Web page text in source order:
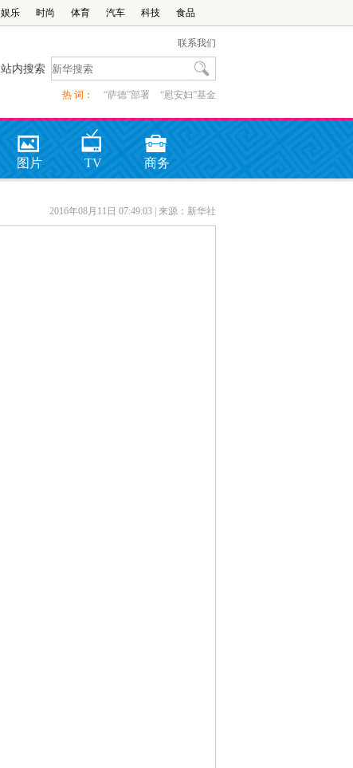
娱乐 时尚 体育 汽车 科技 食品
联系我们
站内搜索
热 词： “萨德”部署 “慰安妇”基金
图片 TV 商务
2016年08月11日 07:49:03 | 来源：新华社